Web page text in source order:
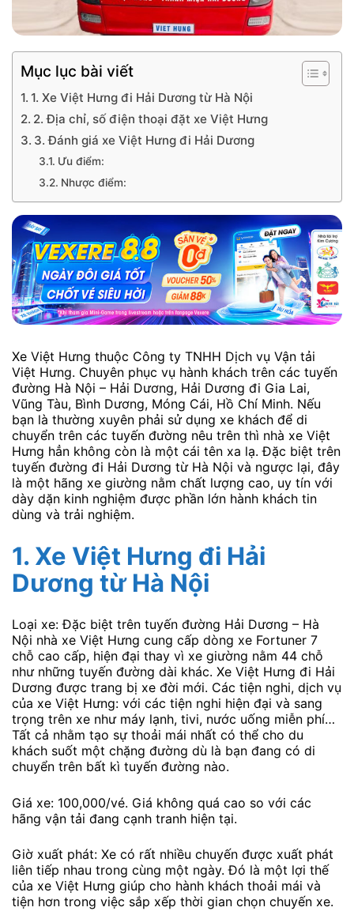
Mục lục bài viết
1. Xe Việt Hưng đi Hải Dương từ Hà Nội
2. Địa chỉ, số điện thoại đặt xe Việt Hưng
3. Đánh giá xe Việt Hưng đi Hải Dương
Ưu điểm:
Nhược điểm:
Xe Việt Hưng thuộc Công ty TNHH Dịch vụ Vận tải
Việt Hưng. Chuyên phục vụ hành khách trên các tuyến
đường Hà Nội – Hải Dương, Hải Dương đi Gia Lai,
Vũng Tàu, Bình Dương, Móng Cái, Hồ Chí Minh. Nếu
bạn là thường xuyên phải sử dụng xe khách để di
chuyển trên các tuyến đường nêu trên thì nhà xe Việt
Hưng hẳn không còn là một cái tên xa lạ. Đặc biệt trên
tuyến đường đi Hải Dương từ Hà Nội và ngược lại, đây
là một hãng xe giường nằm chất lượng cao, uy tín với
dày dặn kinh nghiệm được phần lớn hành khách tin
dùng và trải nghiệm.
1. Xe Việt Hưng đi Hải
Dương từ Hà Nội
Loại xe: Đặc biệt trên tuyến đường Hải Dương – Hà
Nội nhà xe Việt Hưng cung cấp dòng xe Fortuner 7
chỗ cao cấp, hiện đại thay vì xe giường nằm 44 chỗ
như những tuyến đường dài khác. Xe Việt Hưng đi Hải
Dương được trang bị xe đời mới. Các tiện nghi, dịch vụ
của xe Việt Hưng: với các tiện nghi hiện đại và sang
trọng trên xe như máy lạnh, tivi, nước uống miễn phí…
Tất cả nhằm tạo sự thoải mái nhất có thể cho du
khách suốt một chặng đường dù là bạn đang có di
chuyển trên bất kì tuyến đường nào.
Giá xe: 100,000/vé. Giá không quá cao so với các
hãng vận tải đang cạnh tranh hiện tại.
Giờ xuất phát: Xe có rất nhiều chuyến được xuất phát
liên tiếp nhau trong cùng một ngày. Đó là một lợi thế
của xe Việt Hưng giúp cho hành khách thoải mái và
tiện hơn trong việc sắp xếp thời gian chọn chuyến xe.